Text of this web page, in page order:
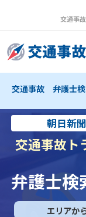
交通事
交通事故 弁護士
朝日新
交通事故ト
弁護士検
エリアか